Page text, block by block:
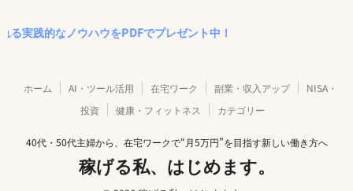
なノウハウをPDFでプレゼント中！
ホーム AI・ツール活用 在宅ワーク 副業・収入アップ
NISA・
投資
健康・フィットネス カテゴリー
40代・50代主婦から、在宅ワークで“月5万円”を目指す新しい働き方へ
稼げる私、はじめます。